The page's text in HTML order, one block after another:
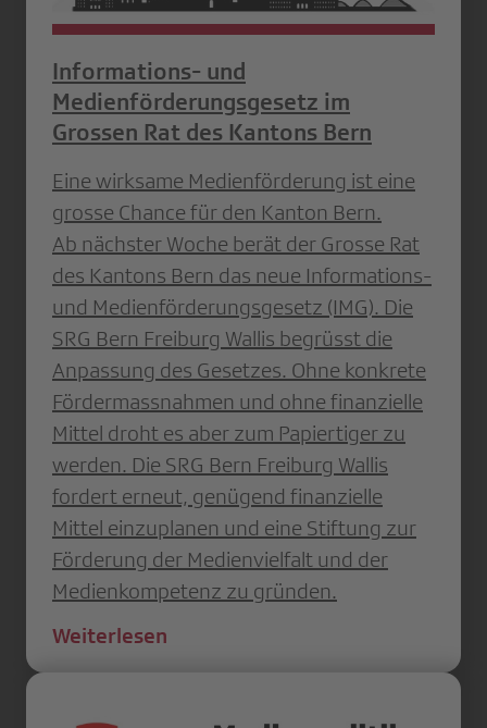
Informations- und
Medienförderungsgesetz im
Grossen Rat des Kantons Bern
Eine wirksame Medienförderung ist eine
grosse Chance für den Kanton Bern.
Ab nächster Woche berät der Grosse Rat
des Kantons Bern das neue Informations-
und Medienförderungsgesetz (IMG). Die
SRG Bern Freiburg Wallis begrüsst die
Anpassung des Gesetzes. Ohne konkrete
Fördermassnahmen und ohne finanzielle
Mittel droht es aber zum Papiertiger zu
werden. Die SRG Bern Freiburg Wallis
fordert erneut, genügend finanzielle
Mittel einzuplanen und eine Stiftung zur
Förderung der Medienvielfalt und der
Medienkompetenz zu gründen.
Weiterlesen